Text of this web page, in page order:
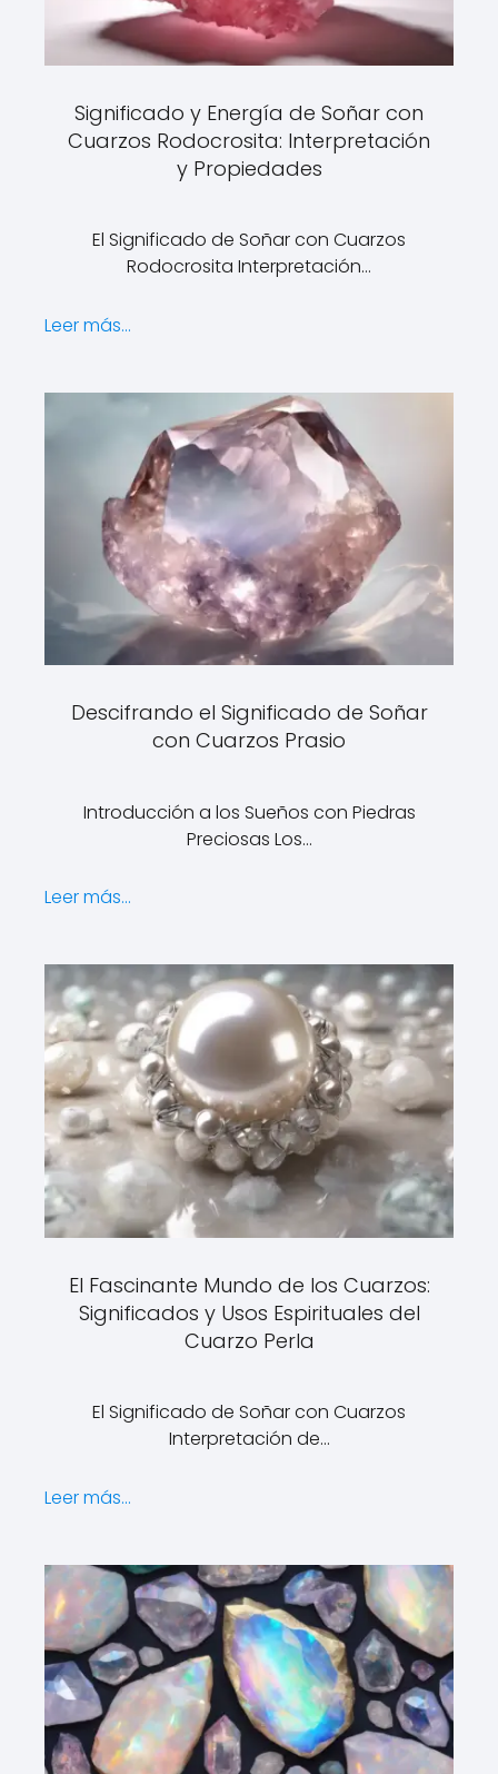
Significado y Energía de Soñar con
Cuarzos Rodocrosita: Interpretación
y Propiedades
El Significado de Soñar con Cuarzos
Rodocrosita Interpretación…
Leer más...
Descifrando el Significado de Soñar
con Cuarzos Prasio
Introducción a los Sueños con Piedras
Preciosas Los…
Leer más...
El Fascinante Mundo de los Cuarzos:
Significados y Usos Espirituales del
Cuarzo Perla
El Significado de Soñar con Cuarzos
Interpretación de…
Leer más...